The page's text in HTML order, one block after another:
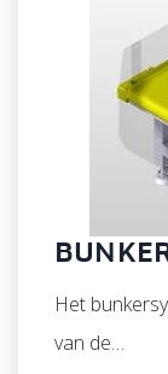
Het
van de…